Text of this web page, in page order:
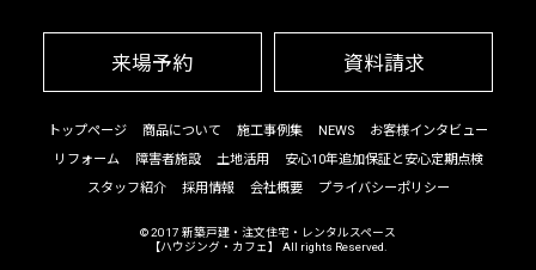
来場予約 資料請求
トップページ 商品について 施工事例集 NEWS
お客様インタビュー
リフォーム
障害者施設 土地活用
安心10年追加保証と安心定期点検
スタッフ紹介
採用情報 会社概要 プライバシーポリシー
© 2017 新築戸建・注文住宅・レンタルスペース
【ハウジング・カフェ】
All rights Reserved.